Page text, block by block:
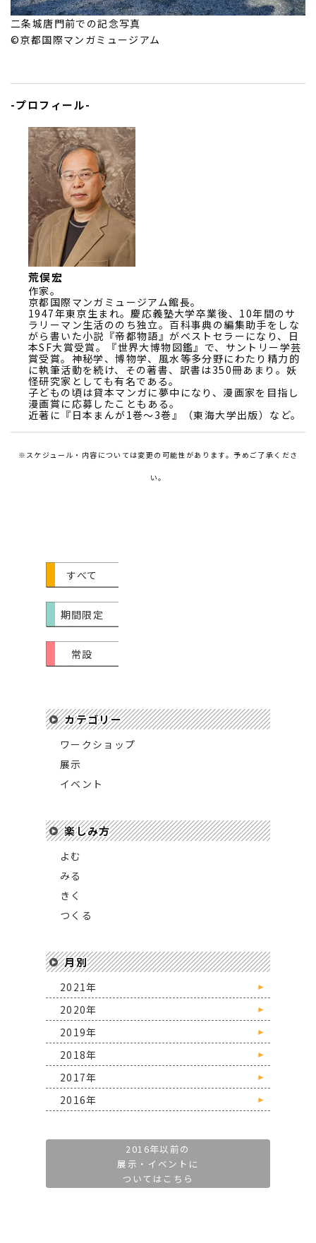
二条城唐門前での記念写真
©京都国際マンガミュージアム
-プロフィール-
荒俣宏
作家。
京都国際マンガミュージアム館長。
1947年東京生まれ。慶応義塾大学卒業後、10年間のサ
ラリーマン生活ののち独立。百科事典の編集助手をしな
がら書いた小説『帝都物語』がベストセラーになり、日
本SF大賞受賞。『世界大博物図鑑』で、サントリー学芸
賞受賞。神秘学、博物学、風水等多分野にわたり精力的
に執筆活動を続け、その著書、訳書は350冊あまり。妖
怪研究家としても有名である。
子どもの頃は貸本マンガに夢中になり、漫画家を目指し
漫画賞に応募したこともある。
近著に『日本まんが1巻～3巻』（東海大学出版）など。
※スケジュール・内容については変更の可能性があります。予めご了承くださ
い。
すべて
期間限定
常設
カテゴリー
ワークショップ
展示
イベント
楽しみ方
よむ
みる
きく
つくる
月別
►
2021年
►
2020年
►
2019年
►
2018年
►
2017年
►
2016年
2016年以前の
展示・イベントに
ついてはこちら